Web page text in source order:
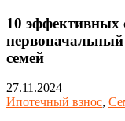
10 эффективных
семей
27.11.2024
Ипотечный взнос,